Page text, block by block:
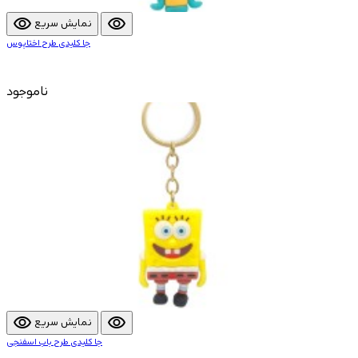
visibility نمایش سریع visibility
جا کلیدی طرح اختاپوس
ناموجود
visibility نمایش سریع visibility
جا کلیدی طرح باب اسفنجی